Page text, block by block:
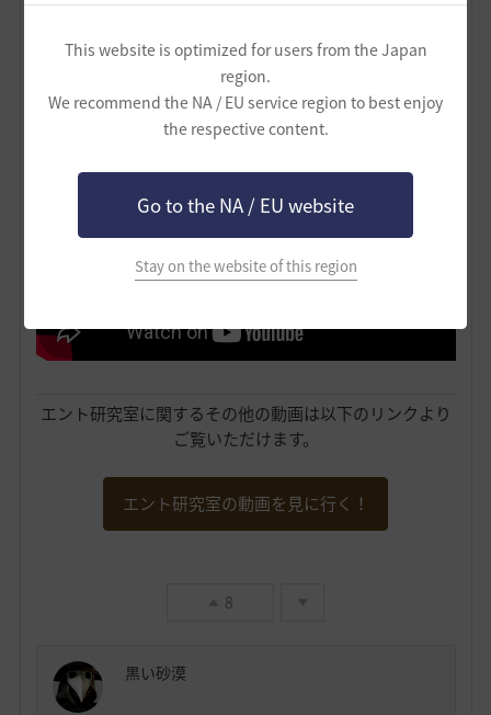
This website is optimized for users from the Japan
region.
We recommend the NA / EU service region to best enjoy
the respective content.
Go to the NA / EU website
Stay on the website of this region
こちらは・・・重帆船の種類を解説した動画です！
エント研究室に関するその他の動画は以下のリンクより
ご覧いただけます。
エント研究室の動画を見に行く！
8
黒い砂漠